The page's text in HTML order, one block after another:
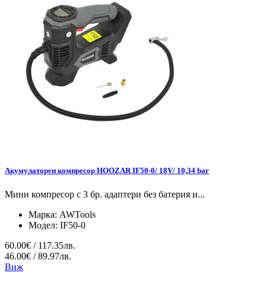
Акумулаторен компресор HOOZAR IF50-0/ 18V/ 10,34 bar
Мини компресор с 3 бр. адаптери без батерия и...
Марка: AWTools
Модел: IF50-0
60.00€ / 117.35лв.
46.00€ / 89.97лв.
Виж